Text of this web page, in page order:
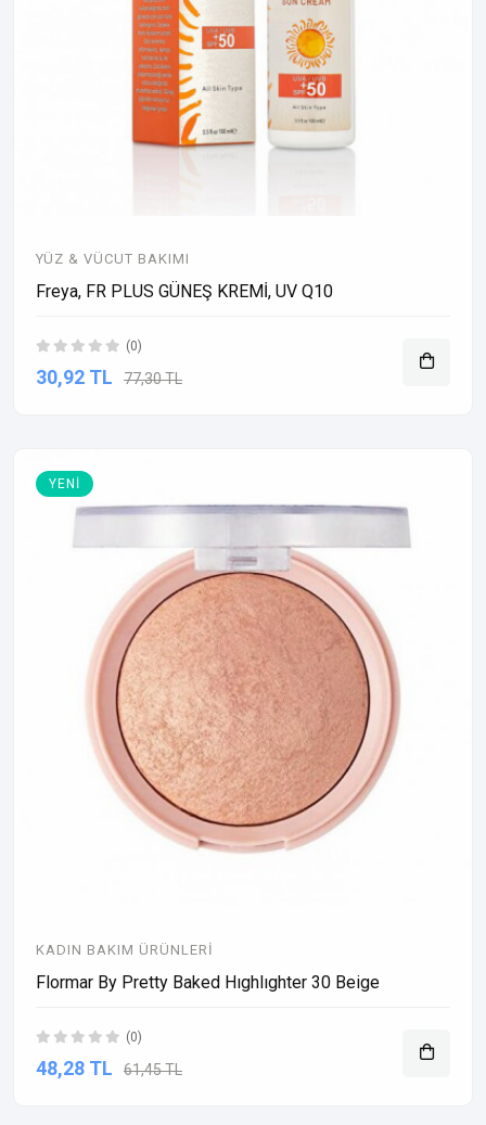
YÜZ & VÜCUT BAKIMI
Freya, FR PLUS GÜNEŞ KREMİ, UV Q10
(0)
30,92 TL 77,30 TL
YENI
KADIN BAKIM ÜRÜNLERI
Flormar By Pretty Baked Hıghlıghter 30 Beige
(0)
48,28 TL 61,45 TL